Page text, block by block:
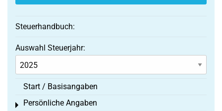
Steuerhandbuch:
Auswahl Steuerjahr:
Start / Basisangaben
Persönliche Angaben
Toggle menu